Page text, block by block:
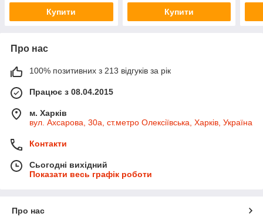
Купити Купити
Про нас
100% позитивних з 213 відгуків за рік
Працює з 08.04.2015
м. Харків
вул. Ахсарова, 30а, ст.метро Олексіївська, Харків, Україна
Контакти
Сьогодні вихідний
Показати весь графік роботи
Про нас